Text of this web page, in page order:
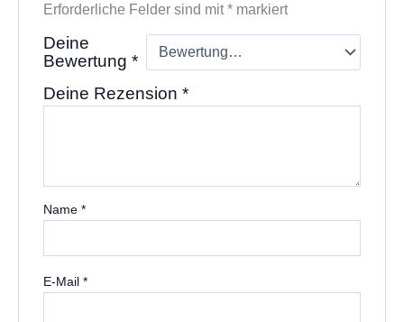
Erforderliche Felder sind mit*markiert
Deine
Bewertung *
Deine Rezension *
Name *
E-Mail *